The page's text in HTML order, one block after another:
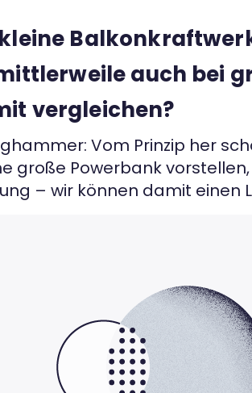
auch bei
vergleichen?
Vom Prinzip her
große Powerbank
– wir können damit